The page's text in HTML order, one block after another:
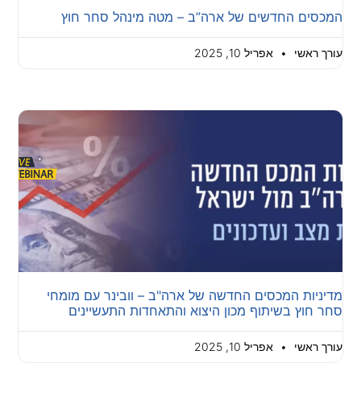
המכסים החדשים של ארה”ב – מטה מינהל סחר חוץ
עורך ראשי אפריל 10, 2025
מדיניות המכסים החדשה של ארה"ב – וובינר עם מומחי
סחר חוץ בשיתוף מכון היצוא והתאחדות התעשיינים
עורך ראשי אפריל 10, 2025